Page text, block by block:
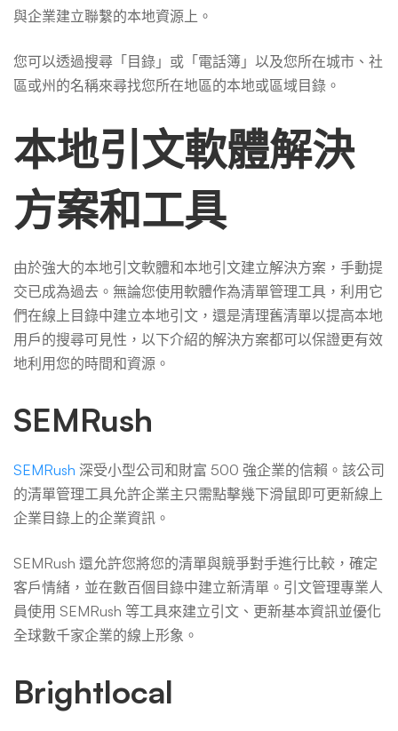
與企業建立聯繫的本地資源上。
您可以透過搜尋「目錄」或「電話簿」以及您所在城市、社
區或州的名稱來尋找您所在地區的本地或區域目錄。
本地引文軟體解決
方案和工具
由於強大的本地引文軟體和本地引文建立解決方案，手動提
交已成為過去。無論您使用軟體作為清單管理工具，利用它
們在線上目錄中建立本地引文，還是清理舊清單以提高本地
用戶的搜尋可見性，以下介紹的解決方案都可以保證更有效
地利用您的時間和資源。
SEMRush
SEMRush 深受小型公司和財富 500 強企業的信賴。該公司
的清單管理工具允許企業主只需點擊幾下滑鼠即可更新線上
企業目錄上的企業資訊。
SEMRush 還允許您將您的清單與競爭對手進行比較，確定
客戶情緒，並在數百個目錄中建立新清單。引文管理專業人
員使用 SEMRush 等工具來建立引文、更新基本資訊並優化
全球數千家企業的線上形象。
Brightlocal